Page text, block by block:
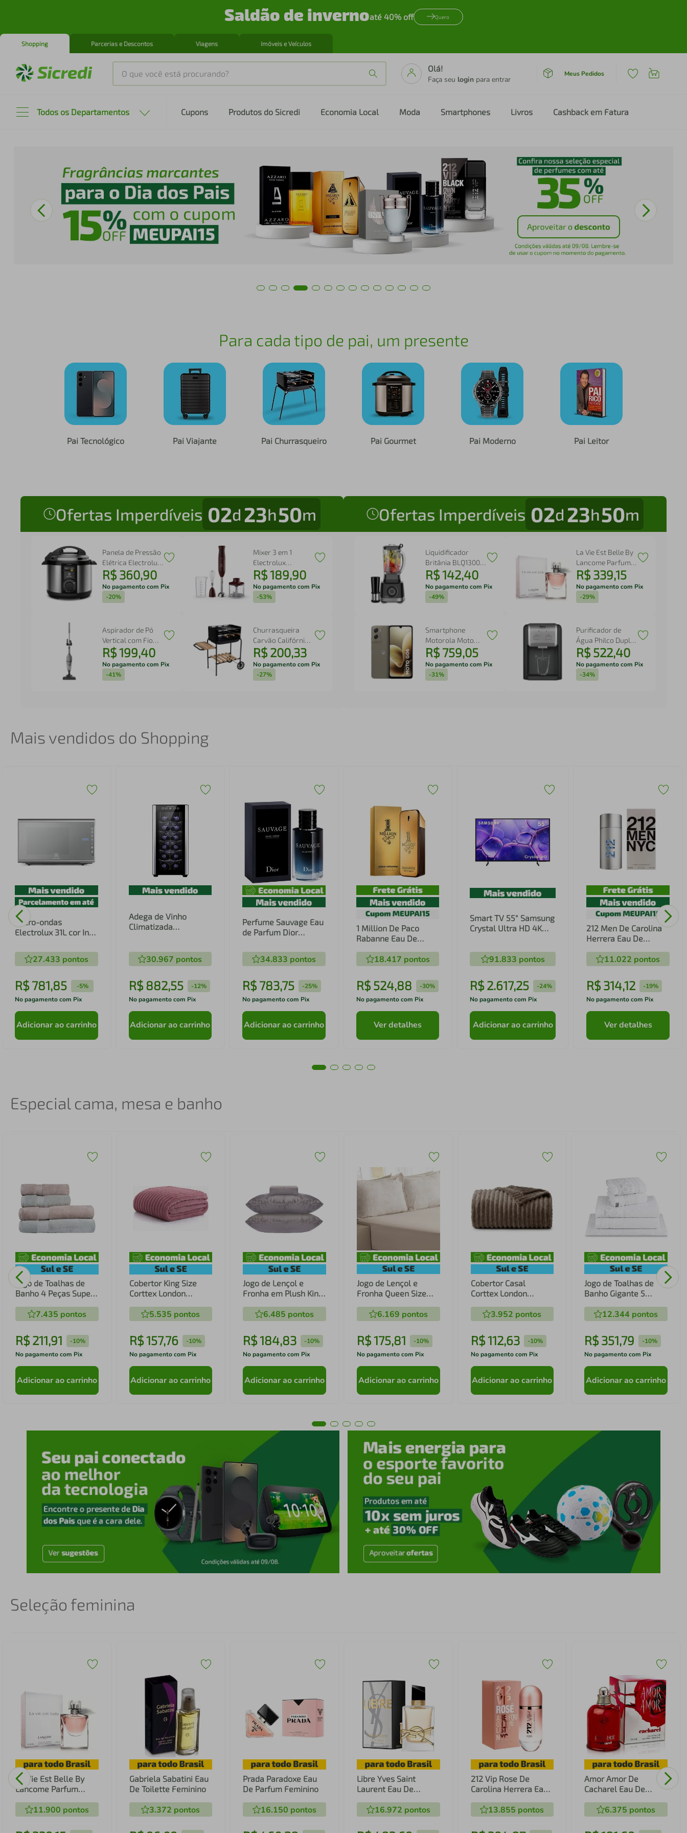
Saldão de invernoaté 40% off Quero
Shopping Parcerias e Descontos Viagens Imóveis e Veículos
O que você está procurando?
Olá!
Faça seu login para entrar
Meus Pedidos
Todos os Departamentos Cupons Produtos do Sicredi Economia Local Moda Smartphones Livros Cashback em Fatura
Para cada tipo de pai, um presente
Pai Tecnológico Pai Viajante Pai Churrasqueiro Pai Gourmet Pai Moderno Pai Leitor
Ofertas Imperdíveis 02d 23h50m
Panela de Pressão
Elétrica Electrolux
por Rita Lobo 5L
Preta Efficient c/
Timer (PCE20)
R$ 360,90
No pagamento com Pix
-20%
Mixer 3 em 1
Electrolux
Vermelho Escuro
600W Haste em
Inox e Tecnologia
TruFlow (EIB21)
R$189,90
No pagamento com Pix
-53%
Aspirador de Pó
Vertical com Fio
Electrolux 1500W 2
em 1 Cyclonic
Power Cinza
(STK16)
R$199,40
No pagamento com Pix
-41%
Churrasqueira
Carvão Califórnia
Com Rodinha
Portátil Mor
R$ 200,33
No pagamento com Pix
-27%
Ofertas Imperdíveis 02d 23h50m
Liquidificador
Britânia BLQ1300P
Fortis Turbo
1400W 3L
R$142,40
No pagamento com Pix
-49%
La Vie Est Belle By
Lancome Parfum
Feminino
R$ 339,15
No pagamento com Pix
-29%
Smartphone
Motorola Moto
g06 4G Tela 6,9”
256GB Câmera
50MP Bege
R$ 759,05
No pagamento com Pix
-31%
Purificador de
Água Philco Dupla
Filtragem 70W
PPU11C
R$ 522,40
No pagamento com Pix
-34%
Mais vendidos do Shopping
Micro-ondas
Electrolux 31L cor Inox
Integrado e Função
Tira Odor (MI41S)
27.433 pontos
R$ 781,85 -5%
No pagamento com Pix
Adicionar ao carrinho
Adega de Vinho
Climatizada
Acabamento em
Alumínio (ACB12)
30.967 pontos
R$ 882,55 -12%
No pagamento com Pix
Adicionar ao carrinho
Perfume Sauvage Eau
de Parfum Dior
34.833 pontos
R$783,75 -25%
No pagamento com Pix
Adicionar ao carrinho
1 Million De Paco
Rabanne Eau De
18.417 pontos
R$ 524,88 -30%
No pagamento com Pix
Ver detalhes
Smart TV 55" Samsung
Crystal Ultra HD 4K
Tecnologia HDR,
SmartThings, Xbox
Cloud Gaming e Alexa
Integrada
91.833 pontos
R$2.617,25 -24%
No pagamento com Pix
Adicionar ao carrinho
212 Men De Carolina
Herrera Eau De
11.022 pontos
R$314,12 -19%
No pagamento com Pix
Ver detalhes
Especial cama, mesa e banho
Jogo de Toalhas de
Banho 4 Peças Super
Corttex Taúpe/Verde
7.435 pontos
R$ 211,91 -10%
No pagamento com Pix
Adicionar ao carrinho
Cobertor King Size
Corttex London
5.535 pontos
R$157,76 -10%
No pagamento com Pix
Adicionar ao carrinho
Jogo de Lençol e
Fronha em Plush King
Ardósia6.485 pontos
R$184,83 -10%
No pagamento com Pix
Adicionar ao carrinho
Jogo de Lençol e
Fronha Queen Size
100% Algodão 3
Peças Cloud Jade
6.169 pontos
R$175,81 -10%
No pagamento com Pix
Adicionar ao carrinho
Cobertor Casal
Corttex London
3.952 pontos
R$112,63 -10%
No pagamento com Pix
Adicionar ao carrinho
Jogo de Toalhas de
Banho Gigante 5
Memphis Appel 450
g/m² Branca
12.344 pontos
R$351,79 -10%
No pagamento com Pix
Adicionar ao carrinho
Seleção feminina
La Vie Est Belle By
Lancome Parfum
11.900 pontos
Gabriela Sabatini Eau
De Toilette Feminino
3.372 pontos
Prada Paradoxe Eau
De Parfum Feminino
16.150 pontos
Libre Yves Saint
Laurent Eau De
16.972 pontos
212 Vip Rose De
Carolina Herrera Eau
13.855 pontos
Amor Amor De
Cacharel Eau De
6.375 pontos
3º perfume
4º air fryer
5º iphone